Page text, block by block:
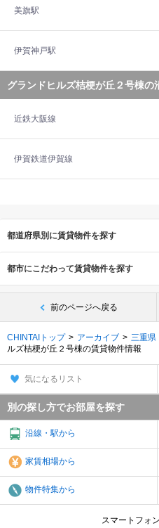
美旗駅
伊賀神戸駅
グランドヒルズ桔梗が丘２号棟の
近鉄大阪線
伊賀鉄道伊賀線
都道府県別に賃貸物件を探す
都市にこだわって賃貸物件を探す
前のページへ戻る
CHINTAIトップ アーカイブ 三重県
ルズ桔梗が丘２号棟の賃貸物件情報
気になるリスト
別の探し方でお部屋を探す
沿線・駅から
家賃相場から
物件特集から
スマートフォン